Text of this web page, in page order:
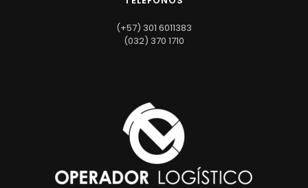
(+57) 301 6011383
(032) 370 1710